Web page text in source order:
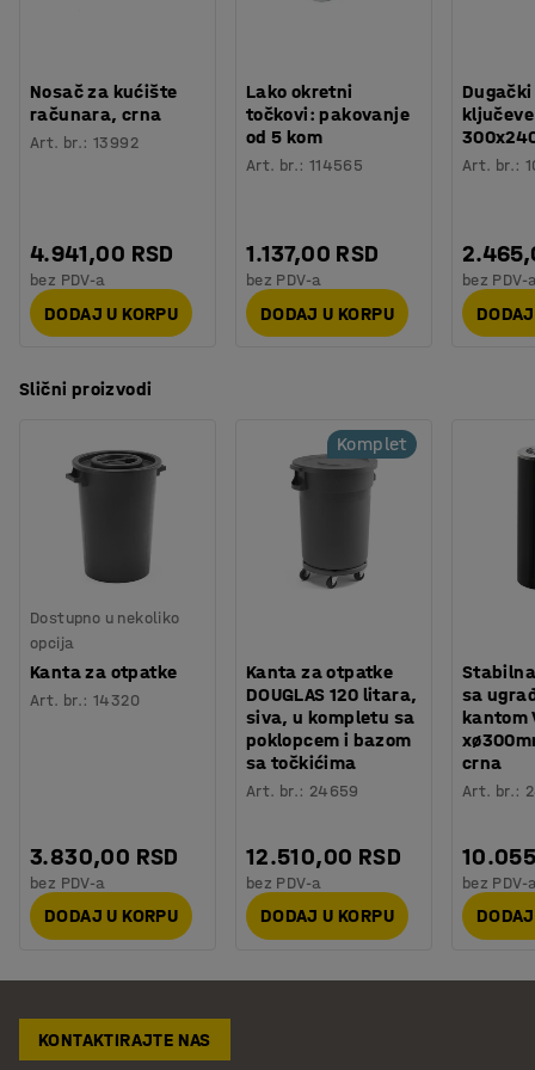
Nosač za kućište
računara, crna
Art. br.:13992
4.941,00 RSD
bez PDV-a
DODAJ U KORPU
Lako okretni
točkovi: pakovanje
od 5 kom
Art. br.: 114565
1.137,00 RSD
bez PDV-a
DODAJ U KORPU
Art. br.:
bez PDV-
Slični proizvodi
Dostupno u nekoliko
opcija
Kanta za otpatke
Art. br.:14320
3.830,00 RSD
bez PDV-a
DODAJ U KORPU
Komplet
Kanta za otpatke
DOUGLAS 120 litara,
siva, u kompletu sa
poklopcem i bazom
sa točkićima
Art. br.: 24659
12.510,00 RSD
bez PDV-a
DODAJ U KORPU
sa
kantom
crna
Art. br.:
bez PDV-
KONTAKTIRAJTE NAS